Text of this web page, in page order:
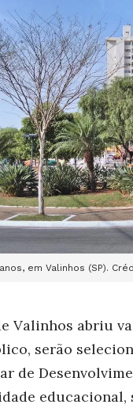
em Valinhos (SP).
Valinhos abriu
serão
de